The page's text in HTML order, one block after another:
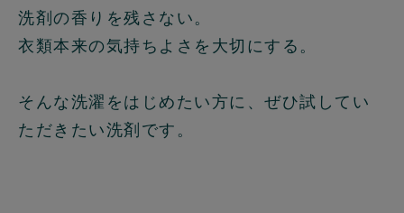
洗剤の香りを残さない。
衣類本来の気持ちよさを大切にする。
そんな洗濯をはじめたい方に、ぜひ試してい
ただきたい洗剤です。